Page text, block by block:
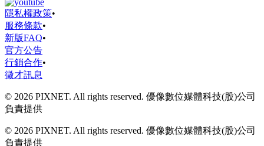
隱私權政策•
服務條款•
新版FAQ•
官方公告
行銷合作•
徵才訊息
© 2026 PIXNET. All rights reserved. 優像數位媒體科技(股)公司
負責提供
© 2026 PIXNET. All rights reserved. 優像數位媒體科技(股)公司
負責提供